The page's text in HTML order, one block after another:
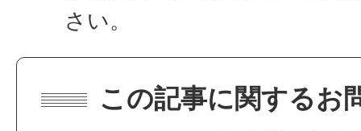
さい。
この記事に関するお